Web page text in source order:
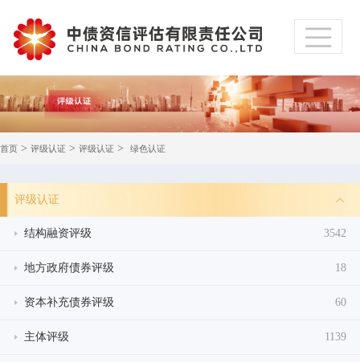
首页 > 评级认证 > 评级认证 > 绿色认证
评级认证
结构融资评级 3542
地方政府债券评级 18
资本补充债券评级 60
主体评级 1139